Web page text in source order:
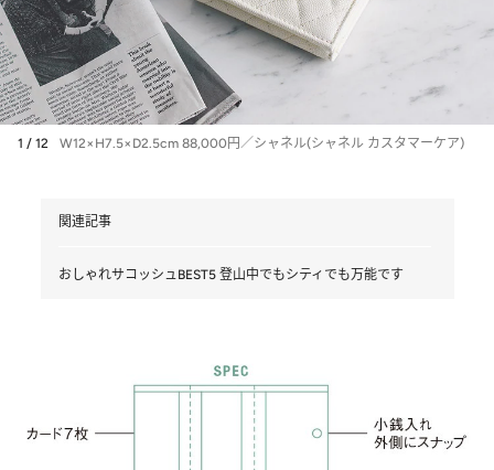
1 / 12 W12×H7.5×D2.5cm 88,000円／シャネル(シャネル カスタマーケア)
関連記事
おしゃれサコッシュBEST5 登山中でもシティでも万能です